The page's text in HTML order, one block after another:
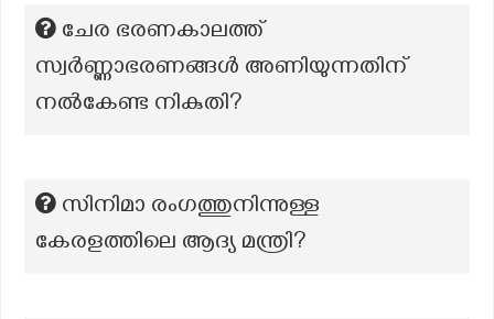
ചേര ഭരണകാലത്ത്
സ്വർണ്ണാഭരണങ്ങൾ അണിയുന്നതിന്
നൽകേണ്ട നികുതി?
സിനിമാ രംഗത്തുനിന്നുള്ള
കേരളത്തിലെ ആദ്യ മന്ത്രി?